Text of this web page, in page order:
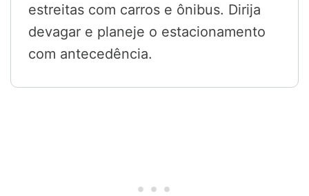
estreitas com carros e ônibus. Dirija
devagar e planeje o estacionamento
com antecedência.